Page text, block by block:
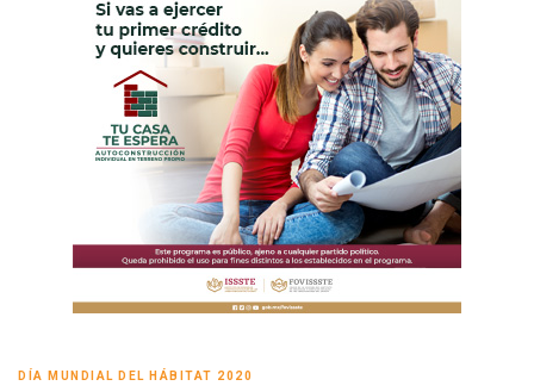
DÍA MUNDIAL DEL HÁBITAT 2020